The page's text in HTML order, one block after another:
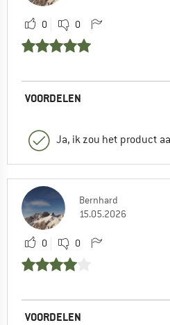
0 0
VOORDELEN
Ja, ik zou het product
Bernhard
15.05.2026
0 0
VOORDELEN